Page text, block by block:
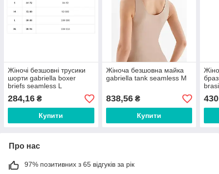
Жіночі безшовні трусики
шорти gabriella boxer
briefs seamless L
284,16 ₴
Купити
Жіноча безшовна майка
gabriella tank seamless M
838,56₴
Купити
S/M
Про нас
97% позитивних з 65 відгуків за рік